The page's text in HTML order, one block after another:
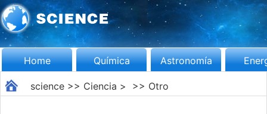
Home Química Astronomía
science>> Ciencia > >> Otro